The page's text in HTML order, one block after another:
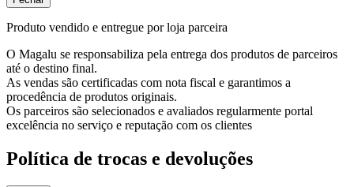
Produto vendido e entregue por loja parceira
O Magalu se responsabiliza pela entrega dos produtos de parceiros
até o destino final.
As vendas são certificadas com nota fiscal e garantimos a
procedência de produtos originais.
Os parceiros são selecionados e avaliados regularmente portal
excelência no serviço e reputação com os clientes
Política de trocas e devoluções